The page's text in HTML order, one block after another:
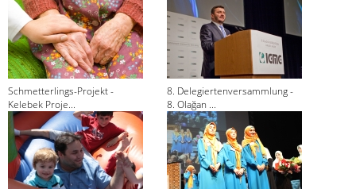
Schmetterlings-Projekt -
Kelebek Proje...
8. Delegiertenversammlung -
8. Olağan ...